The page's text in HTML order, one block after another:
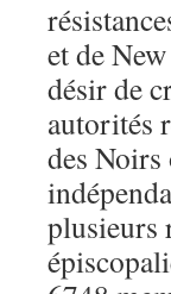
et de
désir de
autorités
des
plusieurs